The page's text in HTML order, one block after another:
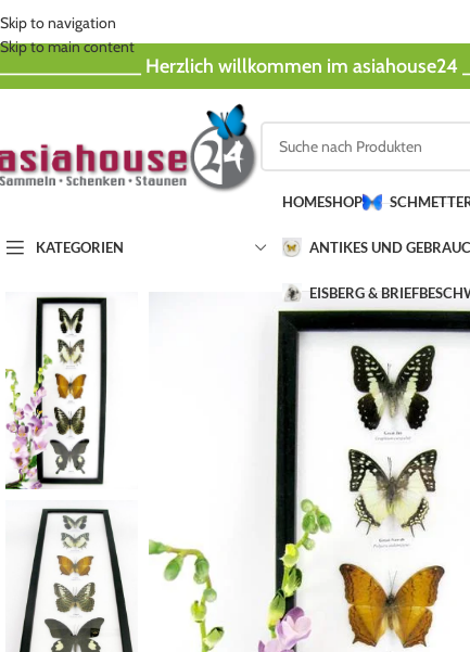
Skip to navigation
Skip to main content
Herzlich willkommen im asiahouse24
KATEGORIEN
HOMESHOP
ANTIKES UND
EISBERG &